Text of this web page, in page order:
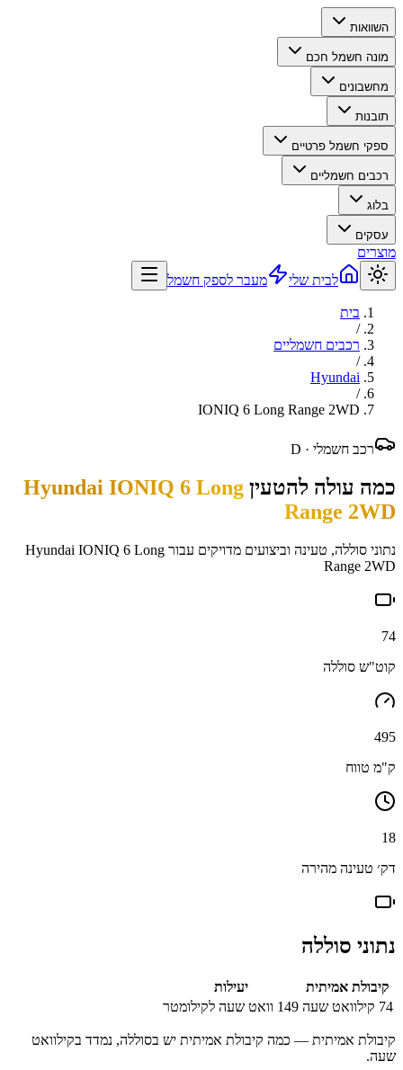
השוואות
מונה חשמל חכם
מחשבונים
תובנות
ספקי חשמל פרטיים
רכבים חשמליים
בלוג
עסקים
מוצרים
לבית שלי
מעבר לספק חשמל
בית
/
רכבים חשמליים
/
Hyundai
/
IONIQ 6 Long Range 2WD
רכב חשמלי · D
כמה עולה להטעין Hyundai IONIQ 6 Long
Range 2WD
נתוני סוללה, טעינה וביצועים מדויקים עבור Hyundai IONIQ 6 Long
Range 2WD
74
קוט"ש סוללה
495
ק"מ טווח
18
דק׳ טעינה מהירה
נתוני סוללה
קיבולת אמיתית
יעילות
74 קילוואט שעה 149 וואט שעה לקילומטר
קיבולת אמיתית — כמה קיבולת אמיתית יש בסוללה, נמדד בקילוואט
שעה.